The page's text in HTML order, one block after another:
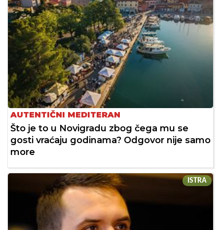
AUTENTIČNI MEDITERAN
Što je to u Novigradu zbog čega mu se
gosti vraćaju godinama? Odgovor nije samo
more
ISTRA